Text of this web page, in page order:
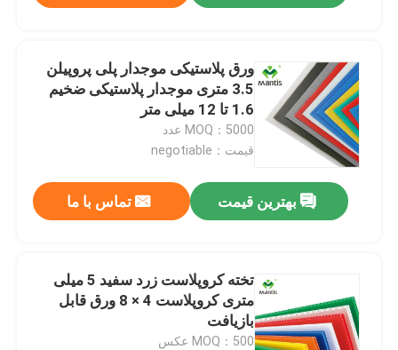
خونه
ورق پلاستیکی موجدار پلی پروپیلن
3.5 متری موجدار پلاستیکی ضخیم
1.6 تا 12 میلی متر
MOQ：5000 عدد
قیمت：negotiable
بهترین قیمت تماس با ما
تخته کروپلاست زرد سفید 5 میلی
متری کروپلاست 4 × 8 ورق قابل
بازیافت
MOQ：500 عکس